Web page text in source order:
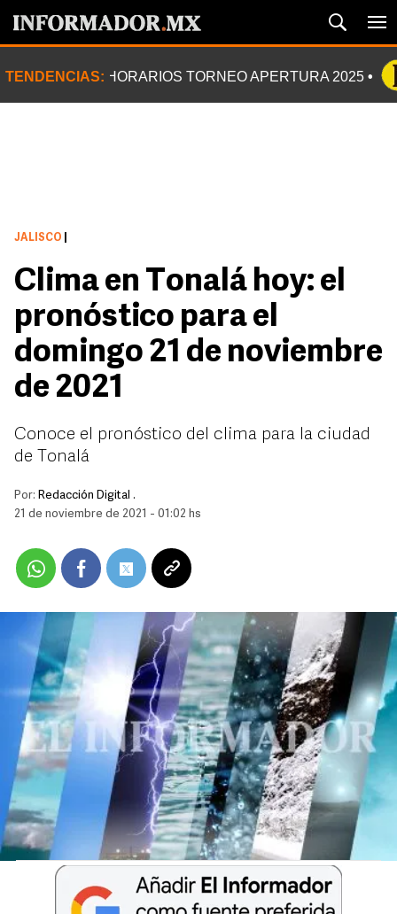
TENDENCIAS: HORARIOS TORNEO APERTURA 2025
JALISCO
Clima en Tonalá hoy: el
pronóstico para el
domingo 21 de noviembre
de 2021
Conoce el pronóstico del clima para la ciudad
de Tonalá
Por: Redacción Digital .
21 de noviembre de 2021 - 01:02 hs